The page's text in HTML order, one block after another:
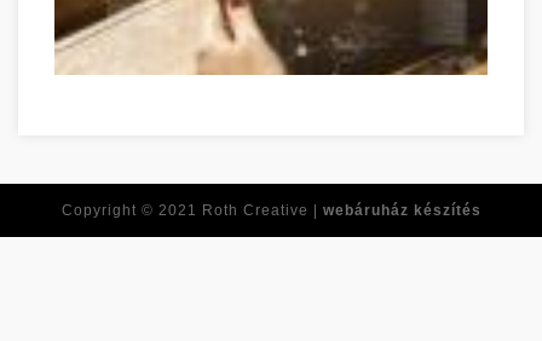
Copyright © 2021 Roth Creative | webáruház készítés